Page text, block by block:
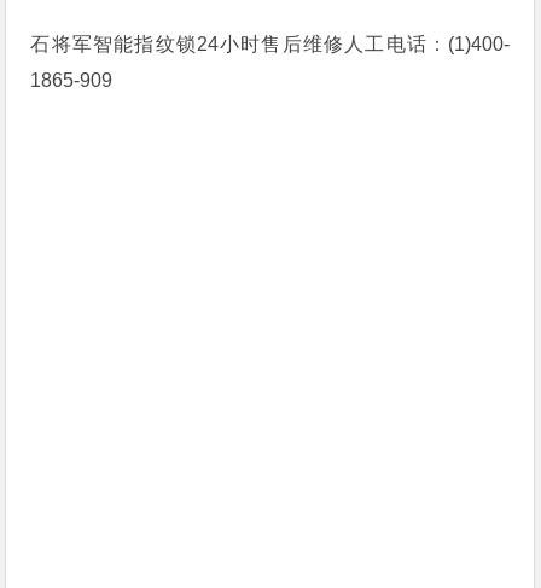
石将军智能指纹锁24小时售后维修人工电话：(1)400-
1865-909